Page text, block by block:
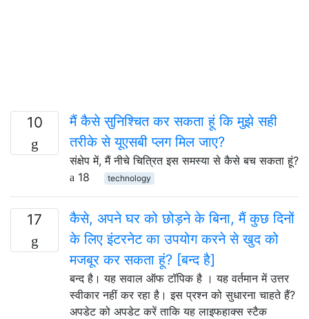
10
मैं कैसे सुनिश्चित कर सकता हूं कि मुझे सही
तरीके से यूएसबी प्लग मिल जाए?
संक्षेप में, मैं नीचे चित्रित इस समस्या से कैसे बच सकता हूं?
18
technology
17
कैसे, अपने घर को छोड़ने के बिना, मैं कुछ दिनों
के लिए इंटरनेट का उपयोग करने से खुद को
मजबूर कर सकता हूं? [बन्द है]
बन्द है। यह सवाल ऑफ टॉपिक है । यह वर्तमान में उत्तर
स्वीकार नहीं कर रहा है। इस प्रश्न को सुधारना चाहते हैं?
अपडेट को अपडेट करें ताकि यह लाइफहाक्स स्टैक